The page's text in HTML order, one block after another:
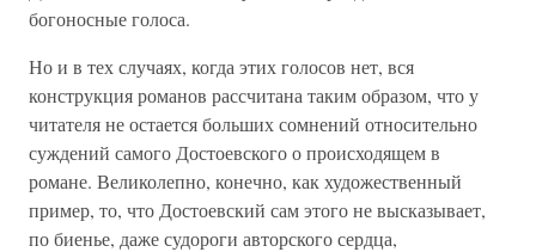
богоносные голоса.
Но и в тех случаях, когда этих голосов нет, вся
конструкция романов рассчитана таким образом, что у
читателя не остается больших сомнений относительно
суждений самого Достоевского о происходящем в
романе. Великолепно, конечно, как художественный
пример, то, что Достоевский сам этого не высказывает,
по биенье, даже судороги авторского сердца,